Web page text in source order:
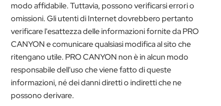
modo affidabile. Tuttavia, possono verificarsi errori o
omissioni. Gli utenti di Internet dovrebbero pertanto
verificare l'esattezza delle informazioni fornite da PRO
CANYON e comunicare qualsiasi modifica al sito che
ritengano utile. PRO CANYON non è in alcun modo
responsabile dell'uso che viene fatto di queste
informazioni, né dei danni diretti o indiretti che ne
possono derivare.